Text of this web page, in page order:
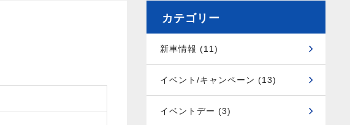
カテゴリー
新車情報 (11)
イベント/キャンペーン (13)
イベントデー (3)